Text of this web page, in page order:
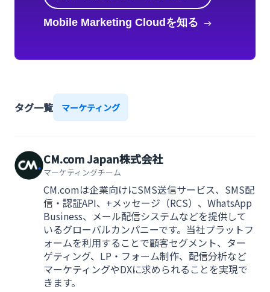
Mobile Marketing Cloudを知る
タグ一覧 マーケティング
CM.com Japan株式会社
マーケティングチーム
CM.comは企業向けにSMS送信サービス、SMS配
信・認証API、+メッセージ（RCS）、WhatsApp
Business、メール配信システムなどを提供して
いるグローバルカンパニーです。当社プラットフ
ォームを利用することで顧客セグメント、ター
ゲティング、LP・フォーム制作、配信分析など
マーケティングやDXに求められることを実現で
きます。